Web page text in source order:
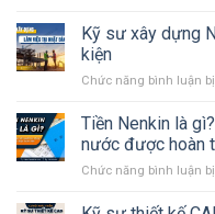
Kỹ sư xây dựng
kiện
Chức năng bình luận
Tiền Nenkin là
nước được hoàn
Chức năng bình luận